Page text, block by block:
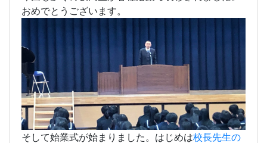
今回も多くの坂高生が各種活動で表彰されました。
おめでとうございます。